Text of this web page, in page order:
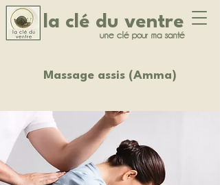
la clé du ventre
une clé pour ma santé
Massage assis (Amma)